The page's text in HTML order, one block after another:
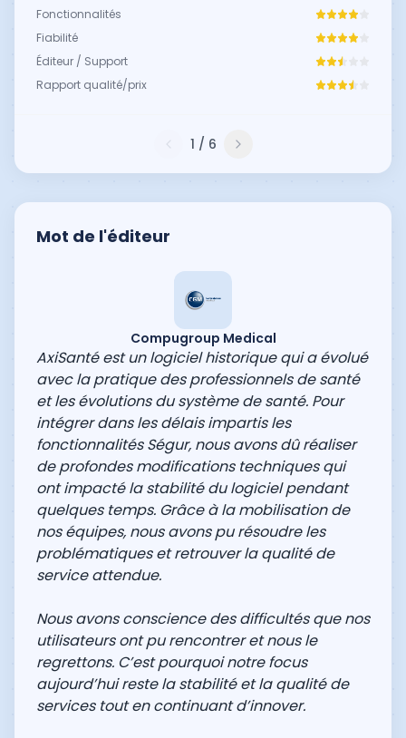
Fonctionnalités
Fiabilité
Éditeur / Support
Rapport qualité/prix
1 / 6
Mot de l'éditeur
Compugroup Medical
AxiSanté est un logiciel historique qui a évolué
avec la pratique des professionnels de santé
et les évolutions du système de santé. Pour
intégrer dans les délais impartis les
fonctionnalités Ségur, nous avons dû réaliser
de profondes modifications techniques qui
ont impacté la stabilité du logiciel pendant
quelques temps. Grâce à la mobilisation de
nos équipes, nous avons pu résoudre les
problématiques et retrouver la qualité de
service attendue.
Nous avons conscience des difficultés que nos
utilisateurs ont pu rencontrer et nous le
regrettons. C’est pourquoi notre focus
aujourd’hui reste la stabilité et la qualité de
services tout en continuant d’innover.